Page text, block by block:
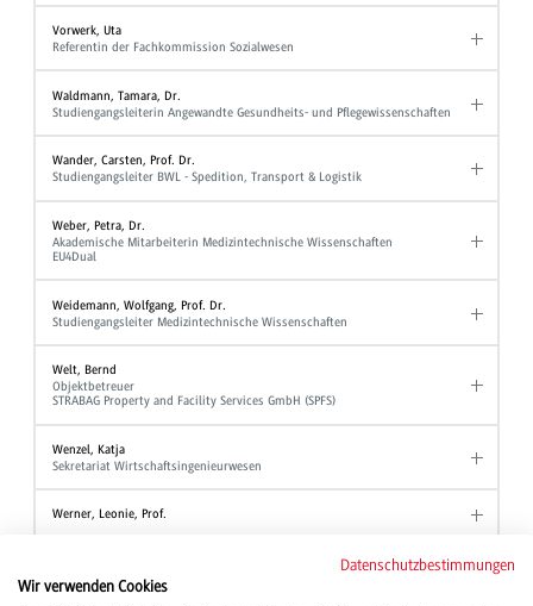
Vorwerk, Uta
Referentin der Fachkommission Sozialwesen
Waldmann, Tamara, Dr.
Studiengangsleiterin Angewandte Gesundheits- und Pflegewissenschaften
Wander, Carsten, Prof. Dr.
Studiengangsleiter BWL - Spedition, Transport & Logistik
Weber, Petra, Dr.
Akademische Mitarbeiterin Medizintechnische Wissenschaften
EU4Dual
Weidemann, Wolfgang, Prof. Dr.
Studiengangsleiter Medizintechnische Wissenschaften
Welt, Bernd
Objektbetreuer
STRABAG Property and Facility Services GmbH (SPFS)
Wenzel, Katja
Sekretariat Wirtschaftsingenieurwesen
Werner, Leonie, Prof.
Akademische Mitarbeiterin Angewandte Hebammenwissenschaft
Datenschutzbestimmungen
Wir verwenden Cookies